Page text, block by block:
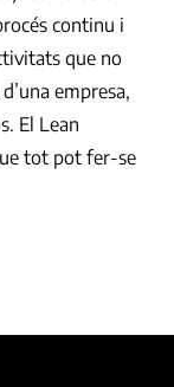
continu i
que no
empresa,
El Lean
tot pot fer-se